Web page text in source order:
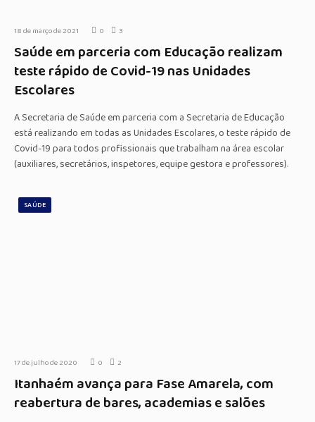
18 de março de 2021 0 3
Saúde em parceria com Educação realizam
teste rápido de Covid-19 nas Unidades
Escolares
A Secretaria de Saúde em parceria com a Secretaria de Educação
está realizando em todas as Unidades Escolares, o teste rápido de
Covid-19 para todos profissionais que trabalham na área escolar
(auxiliares, secretários, inspetores, equipe gestora e professores).
SAÚDE
17 de julho de 2020 0 2
Itanhaém avança para Fase Amarela, com
reabertura de bares, academias e salões